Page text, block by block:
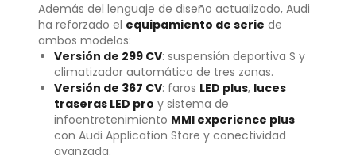
Además del lenguaje de diseño actualizado, Audi
ha reforzado el equipamiento de serie de
ambos modelos:
Versión de 299 CV: suspensión deportiva S y
climatizador automático de tres zonas.
Versión de 367 CV: faros LED plus, luces
traseras LED pro y sistema de
infoentretenimiento MMI experience plus
con Audi Application Store y conectividad
avanzada.